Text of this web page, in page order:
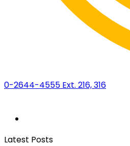
0-2644-4555 Ext. 216, 316
Latest Posts